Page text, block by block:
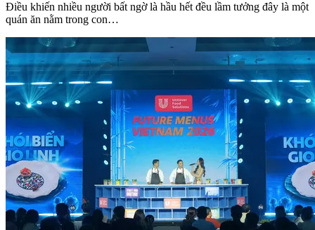
Điều khiến nhiều người bất ngờ là hầu hết đều lầm tưởng đây là một
quán ăn nằm trong con…